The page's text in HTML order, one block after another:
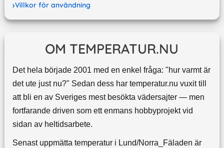
Villkor för användning
OM TEMPERATUR.NU
Det hela började 2001 med en enkel fråga: "hur varmt är
det ute just nu?" Sedan dess har temperatur.nu vuxit till
att bli en av Sveriges mest besökta vädersajter — men
fortfarande driven som ett enmans hobbyprojekt vid
sidan av heltidsarbete.
Senast uppmätta temperatur i Lund/Norra_Fäladen är